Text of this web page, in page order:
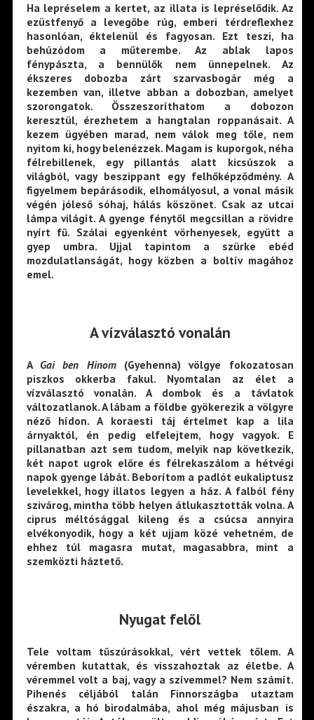
Ha lepréselem a kertet, az illata is lepréselődik. Az
ezüstfenyő a levegőbe rúg, emberi térdreflexhez
hasonlóan, éktelenül és fagyosan. Ezt teszi, ha
behúzódom a műterembe. Az ablak lapos
fénypászta, a bennülők nem ünnepelnek. Az
ékszeres dobozba zárt szarvasbogár még a
kezemben van, illetve abban a dobozban, amelyet
szorongatok. Összeszoríthatom a dobozon
keresztül, érezhetem a hangtalan roppanásait. A
kezem ügyében marad, nem válok meg tőle, nem
nyitom ki, hogy belenézzek. Magam is kuporgok, néha
félrebillenek, egy pillantás alatt kicsúszok a
világból, vagy beszippant egy felhőképződmény. A
figyelmem bepárásodik, elhomályosul, a vonal másik
végén jóleső sóhaj, hálás köszönet. Csak az utcai
lámpa világít. A gyenge fénytől megcsillan a rövidre
nyírt fű. Szálai egyenként vörhenyesek, együtt a
gyep umbra. Ujjal tapintom a szürke ebéd
mozdulatlanságát, hogy közben a boltív magához
emel.
A vízválasztó vonalán
A Gai ben Hinom(Gyehenna) völgye fokozatosan
piszkos okkerba fakul. Nyomtalan az élet a
vízválasztó vonalán. A dombok és a távlatok
változatlanok. A lábam a földbe gyökerezik a völgyre
néző hídon. A koraesti táj értelmet kap a lila
árnyaktól, én pedig elfelejtem, hogy vagyok. E
pillanatban azt sem tudom, melyik nap következik,
két napot ugrok előre és félrekaszálom a hétvégi
napok gyenge lábát. Beborítom a padlót eukaliptusz
levelekkel, hogy illatos legyen a ház. A falból fény
szivárog, mintha több helyen átlukasztották volna. A
ciprus méltósággal kileng és a csúcsa annyira
elvékonyodik, hogy a két ujjam közé vehetném, de
ehhez túl magasra mutat, magasabbra, mint a
szemközti háztető.
Nyugat felől
Tele voltam tűszúrásokkal, vért vettek tőlem. A
véremben kutattak, és visszahoztak az életbe. A
véremmel volt a baj, vagy a szívemmel? Nem számít.
Pihenés céljából talán Finnországba utaztam
északra, a hó birodalmába, ahol még májusban is